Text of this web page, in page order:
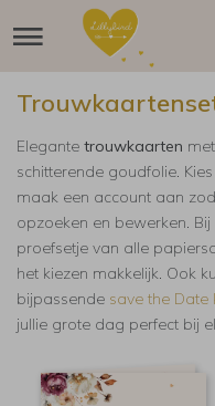
Elegante trouwkaarten
schitterende goudfolie.
maak een account aan
opzoeken en bewerken.
proefsetje van alle
het kiezen makkelijk. Ook
bijpassende save the Date
jullie grote dag perfect bij